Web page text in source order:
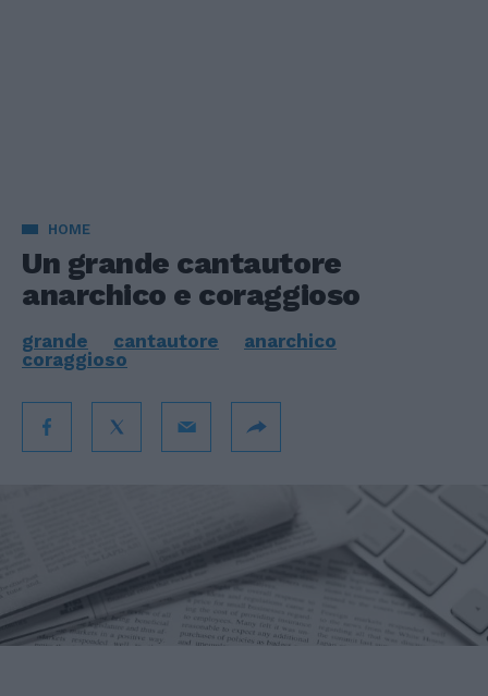
HOME
Un grande cantautore
anarchico e coraggioso
grande cantautore
anarchico
coraggioso